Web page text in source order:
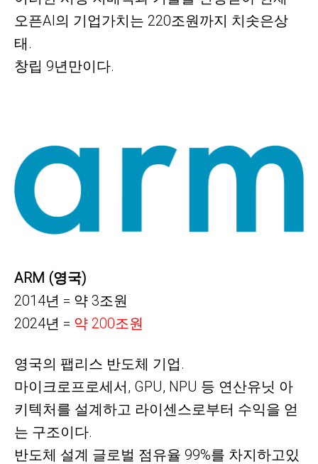
오픈AI의 기업가치는 220조원까지 치솟은상
태.
창립 9년만이다.
ARM (영국)
2014년 = 약 3조원
2024년 = 약 200조원
영국의 팹리스 반도체 기업.
마이크로프로세서, GPU, NPU 등 연산유닛 아
키텍처를 설계하고 라이센스로부터 수익을 얻
는 구조이다.
반도체 설계 글로벌 점유율 99%를 차지하고있